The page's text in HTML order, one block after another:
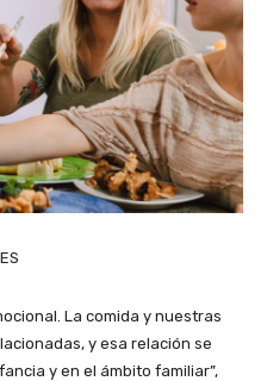
La comida y nuestras
y esa relación se
y en el ámbito familiar”,